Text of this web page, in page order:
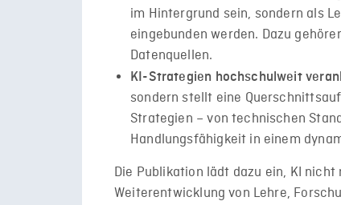
im Hintergrund sein, sondern als
eingebunden werden. Dazu
Datenquellen.
KI-Strategien hochschulweit
sondern stellt eine
Strategien – von technischen
Handlungsfähigkeit in einem
Die Publikation lädt dazu ein, KI
Weiterentwicklung von Lehre,